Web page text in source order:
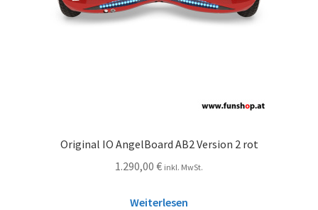
Original IO AngelBoard AB2 Version 2 rot
1.290,00 € inkl. MwSt.
Weiterlesen